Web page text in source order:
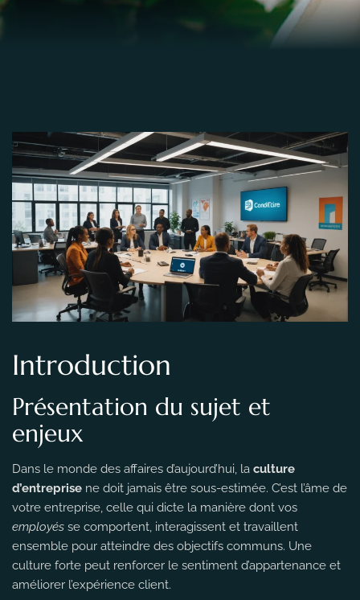
Introduction
Présentation du sujet et
enjeux
Dans le monde des affaires d’aujourd’hui, la culture
d’entreprise ne doit jamais être sous-estimée. C’est l’âme de
votre entreprise, celle qui dicte la manière dont vos
employés se comportent, interagissent et travaillent
ensemble pour atteindre des objectifs communs. Une
culture forte peut renforcer le sentiment d’appartenance et
améliorer l’expérience client.